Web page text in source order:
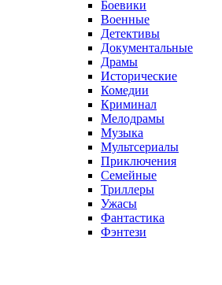
Боевики
Военные
Детективы
Документальные
Драмы
Исторические
Комедии
Криминал
Мелодрамы
Музыка
Мультсериалы
Приключения
Семейные
Триллеры
Ужасы
Фантастика
Фэнтези